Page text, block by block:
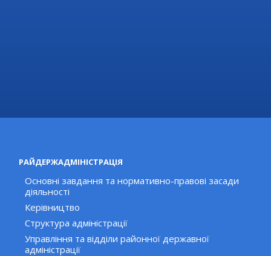
РАЙДЕРЖАДМІНІСТРАЦІЯ
Основні завдання та нормативно-правові засади
діяльності
Керівництво
Структура адміністрації
Управління та відділи районної державної
адміністрації